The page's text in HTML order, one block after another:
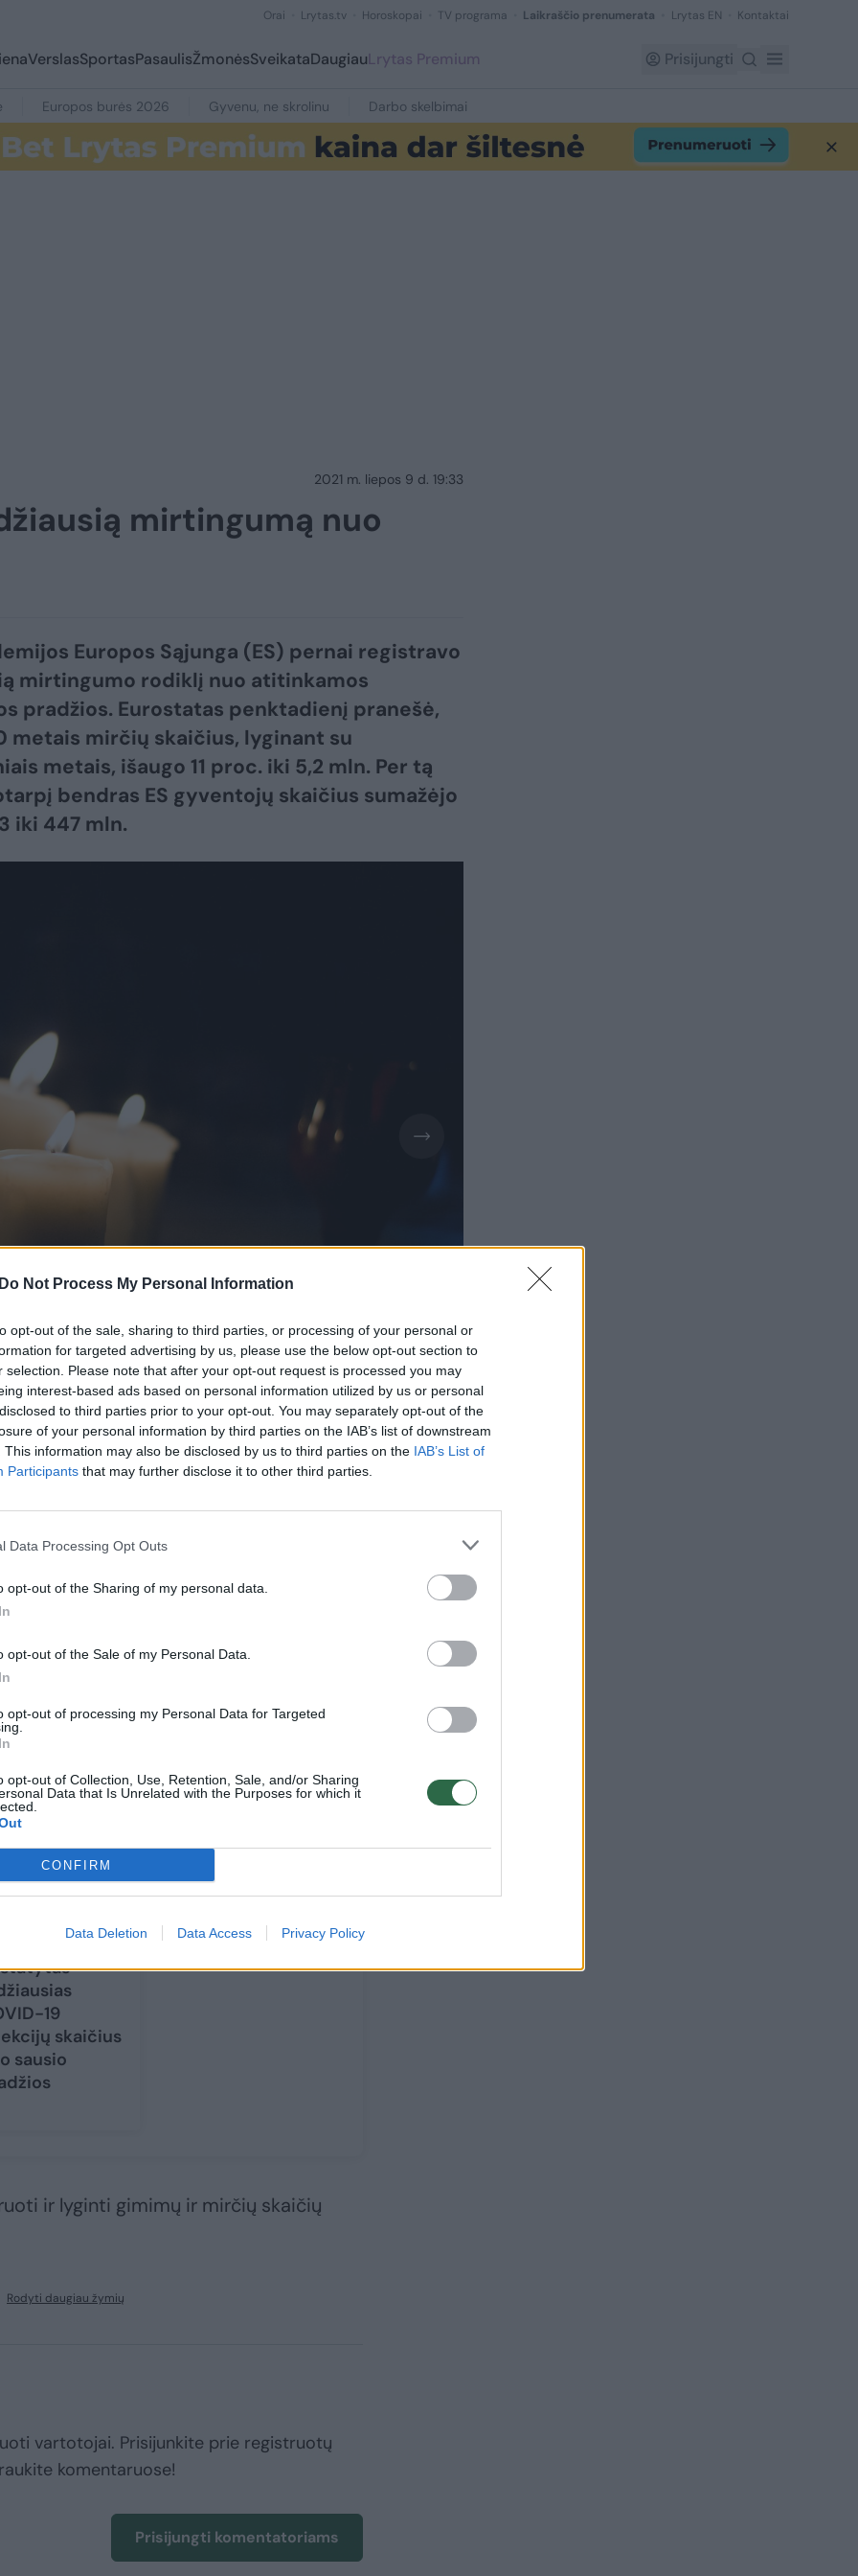
Do Not Process My Personal Information
opt-out of the sale, sharing to third parties, or processing of your personal or
for targeted advertising by us, please use the below opt-out section to
selection. Please note that after your opt-out request is processed you may
interest-based ads based on personal information utilized by us or personal
to third parties prior to your opt-out. You may separately opt-out of the
of your personal information by third parties on the IAB’s list of downstream
This information may also be disclosed by us to third parties on the IAB’s List of
Participants that may further disclose it to other third parties.
Data Processing Opt Outs
opt-out of the Sharing of my personal data.
opt-out of the Sale of my Personal Data.
opt-out of processing my Personal Data for Targeted
opt-out of Collection, Use, Retention, Sale, and/or Sharing
Data that Is Unrelated with the Purposes for which it
CONFIRM
Data Deletion Data Access Privacy Policy
Orai Lrytas.tv Horoskopai TV programa Laikraščio prenumerata Lrytas EN Kontaktai
VerslasSportasPasaulisŽmonėsSveikataDaugiauLrytas Premium Prisijungti
Europos burės 2026 Gyvenu, ne skrolinu Darbo skelbimai
2021 m. liepos 9 d. 19:33
mirtingumą nuo
Europos Sąjunga (ES) pernai registravo
mirtingumo rodiklį nuo atitinkamos
pradžios. Eurostatas penktadienį pranešė,
metais mirčių skaičius, lyginant su
metais, išaugo 11 proc. iki 5,2 mln. Per tą
bendras ES gyventojų skaičius sumažėjo
iki 447 mln.
Daugiau nuotraukų (1)
skaičius. Jau 2012-aisiais mirčių
Tačiau dėl imigracijos gyventojų
4 proc.
sumažėjo Italijoje – 384 000 (0,6
ir Rumunijoje bei Lenkijoje.
skaičius mažėjo devyniose ES šalyse
19
skaičius
sausio
ir lyginti gimimų ir mirčių skaičių
Rodyti daugiau žymių
vartotojai. Prisijunkite prie registruotų
komentaruose!
Prisijungti komentatoriams